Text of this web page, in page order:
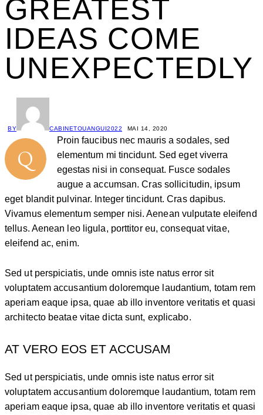
GREATEST
IDEAS COME
UNEXPECTEDLY
BY CABINETOUANGUI2022 MAI 14, 2020
Q
Proin faucibus nec mauris a sodales, sed
elementum mi tincidunt. Sed eget viverra
egestas nisi in consequat. Fusce sodales
augue a accumsan. Cras sollicitudin, ipsum
eget blandit pulvinar. Integer tincidunt. Cras dapibus.
Vivamus elementum semper nisi. Aenean vulputate eleifend
tellus. Aenean leo ligula, porttitor eu, consequat vitae,
eleifend ac, enim.
Sed ut perspiciatis, unde omnis iste natus error sit
voluptatem accusantium doloremque laudantium, totam rem
aperiam eaque ipsa, quae ab illo inventore veritatis et quasi
architecto beatae vitae dicta sunt, explicabo.
AT VERO EOS ET ACCUSAM
Sed ut perspiciatis, unde omnis iste natus error sit
voluptatem accusantium doloremque laudantium, totam rem
aperiam eaque ipsa, quae ab illo inventore veritatis et quasi